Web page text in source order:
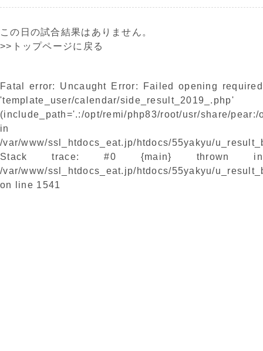
この日の試合結果はありません。
>>トップページに戻る
Fatal error: Uncaught Error: Failed opening required
'template_user/calendar/side_result_2019_.php'
(include_path='.:/opt/remi/php83/root/usr/share/
in
/var/www/ssl_htdocs_eat.jp/htdocs/55yakyu/
Stack trace: #0 {main} thrown in
/var/www/ssl_htdocs_eat.jp/htdocs/55yakyu/
on line 1541